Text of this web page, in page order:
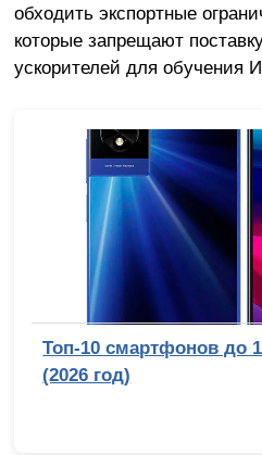
обходить экспортные
которые запрещают
ускорителей для обучения
Топ-10 смартфонов до
(2026 год)